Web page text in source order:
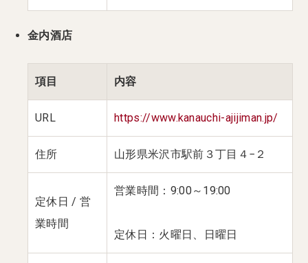
金内酒店
項目 内容
URL https://www.kanauchi-ajijiman.jp/
住所 山形県米沢市駅前３丁目４−２
定休日 / 営
業時間
営業時間：9:00～19:00
定休日：火曜日、日曜日